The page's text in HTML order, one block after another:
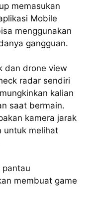
memasukan
Mobile
menggunakan
gangguan.
dan drone view
radar sendiri
kalian
saat bermain.
kamera jarak
untuk melihat
pantau
membuat game